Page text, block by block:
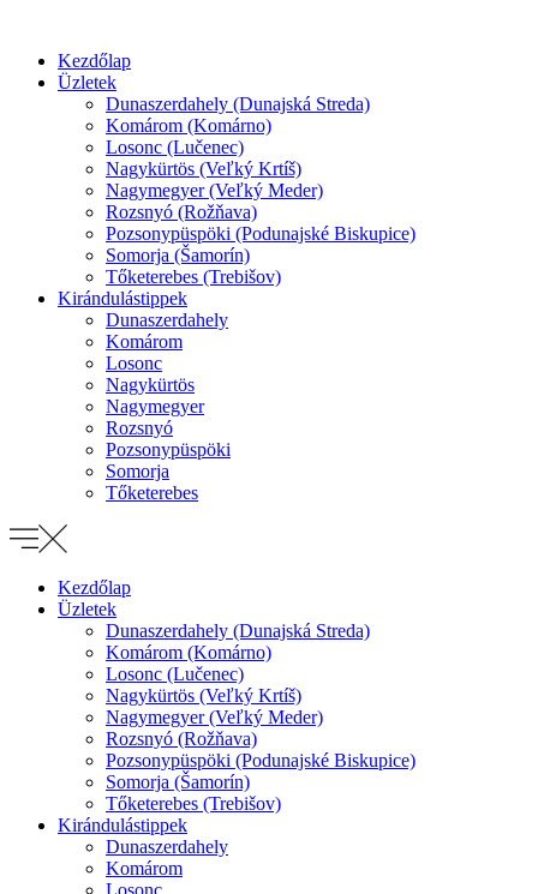
obsah
Kezdőlap
Üzletek
Dunaszerdahely (Dunajská Streda)
Komárom (Komárno)
Losonc (Lučenec)
Nagykürtös (Veľký Krtíš)
Nagymegyer (Veľký Meder)
Rozsnyó (Rožňava)
Pozsonypüspöki (Podunajské Biskupice)
Somorja (Šamorín)
Tőketerebes (Trebišov)
Kirándulástippek
Dunaszerdahely
Komárom
Losonc
Nagykürtös
Nagymegyer
Rozsnyó
Pozsonypüspöki
Somorja
Tőketerebes
Kezdőlap
Üzletek
Dunaszerdahely (Dunajská Streda)
Komárom (Komárno)
Losonc (Lučenec)
Nagykürtös (Veľký Krtíš)
Nagymegyer (Veľký Meder)
Rozsnyó (Rožňava)
Pozsonypüspöki (Podunajské Biskupice)
Somorja (Šamorín)
Tőketerebes (Trebišov)
Kirándulástippek
Dunaszerdahely
Komárom
Losonc